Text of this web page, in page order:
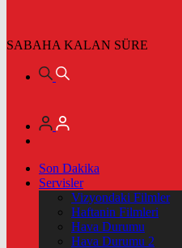
SABAHA KALAN SÜRE
Son Dakika
Servisler
Vizyondaki Filmler
Haftanin Filmleri
Hava Durumu
Hava Durumu 2